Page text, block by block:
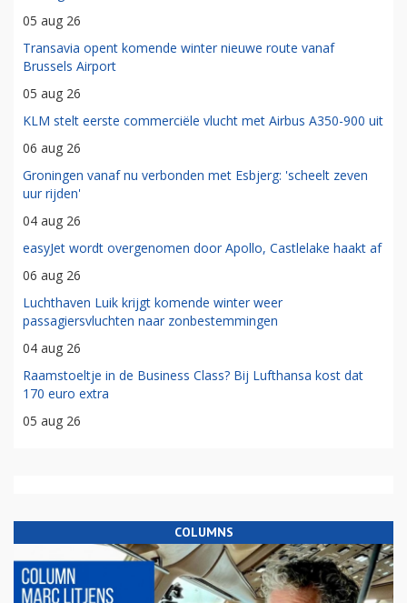
05 aug 26
Transavia opent komende winter nieuwe route vanaf
Brussels Airport
05 aug 26
KLM stelt eerste commerciële vlucht met Airbus A350-900 uit
06 aug 26
Groningen vanaf nu verbonden met Esbjerg: 'scheelt zeven
uur rijden'
04 aug 26
easyJet wordt overgenomen door Apollo, Castlelake haakt af
06 aug 26
Luchthaven Luik krijgt komende winter weer
passagiersvluchten naar zonbestemmingen
04 aug 26
Raamstoeltje in de Business Class? Bij Lufthansa kost dat
170 euro extra
05 aug 26
COLUMNS